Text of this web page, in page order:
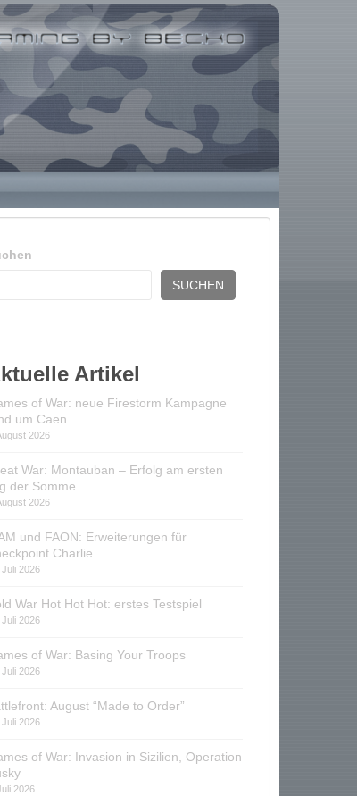
SUCHEN
Artikel
of War: neue Firestorm Kampagne
um Caen
2026
War: Montauban – Erfolg am ersten
der Somme
2026
und FAON: Erweiterungen für
Charlie
Juli 2026
War Hot Hot Hot: erstes Testspiel
Juli 2026
of War: Basing Your Troops
Juli 2026
August “Made to Order”
Juli 2026
of War: Invasion in Sizilien, Operation
2026